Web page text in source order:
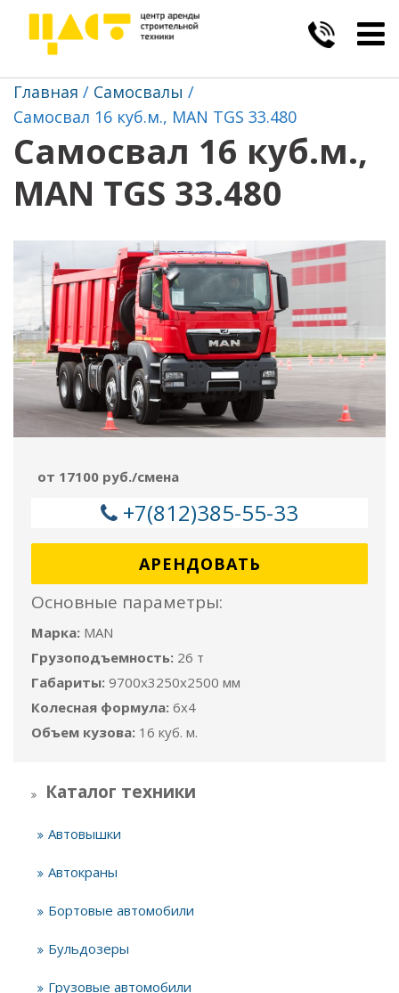
Главная
Самосвалы
Самосвал 16 куб.м., MAN TGS 33.480
Самосвал 16 куб.м.,
MAN TGS 33.480
от 17100 руб./смена
+7(812)385-55-33
АРЕНДОВАТЬ
Основные параметры:
Марка: MAN
Грузоподъемность: 26 т
Габариты: 9700x3250x2500 мм
Колесная формула: 6x4
Объем кузова: 16 куб. м.
Каталог техники
Автовышки
Автокраны
Бортовые автомобили
Бульдозеры
Грузовые автомобили